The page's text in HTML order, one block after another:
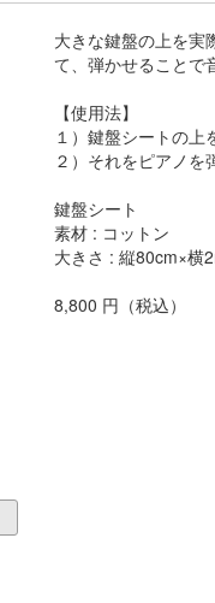
大きな鍵盤の上を実
て、弾かせることで
【使用法】
１）鍵盤シートの上
２）それをピアノを
鍵盤シート
素材 : コットン
大きさ : 縦80cm×横
8,800 円（税込）